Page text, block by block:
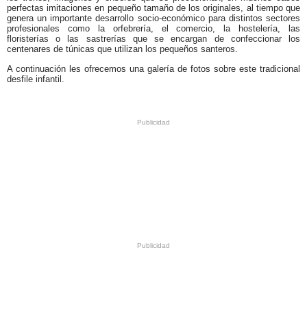
perfectas imitaciones en pequeño tamaño de los originales, al tiempo que
genera un importante desarrollo socio-económico para distintos sectores
profesionales como la orfebrería, el comercio, la hostelería, las
floristerías o las sastrerías que se encargan de confeccionar los
centenares de túnicas que utilizan los pequeños santeros.
A continuación les ofrecemos una galería de fotos sobre este tradicional
desfile infantil.